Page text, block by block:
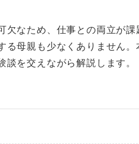
欠なため、仕事との両立が
る母親も少なくありません
を交えながら解説します。